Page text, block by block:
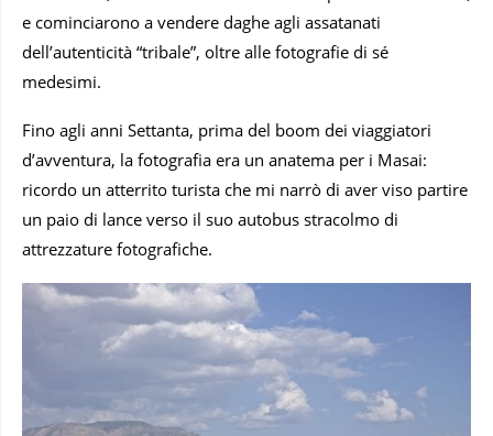
e cominciarono a vendere daghe agli assatanati
dell’autenticità “tribale”, oltre alle fotografie di sé
medesimi.
Fino agli anni Settanta, prima del boom dei viaggiatori
d’avventura, la fotografia era un anatema per i Masai:
ricordo un atterrito turista che mi narrò di aver viso partire
un paio di lance verso il suo autobus stracolmo di
attrezzature fotografiche.